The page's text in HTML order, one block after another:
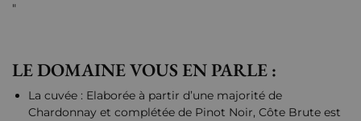
"
LE DOMAINE VOUS EN PARLE :
La cuvée : Elaborée à partir d’une majorité de
Chardonnay et complétée de Pinot Noir, Côte Brute est